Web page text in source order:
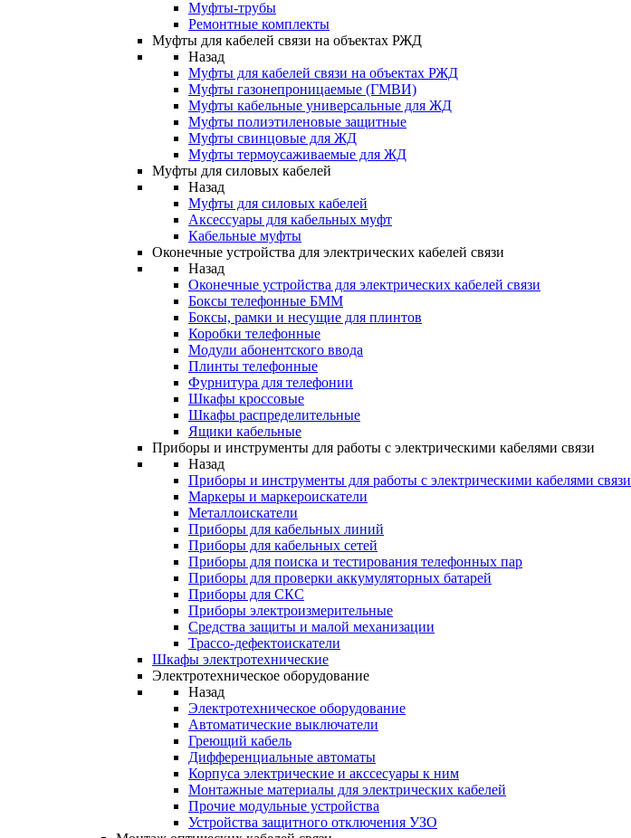
Муфты-трубы
Ремонтные комплекты
Муфты для кабелей связи на объектах РЖД
Назад
Муфты для кабелей связи на объектах РЖД
Муфты газонепроницаемые (ГМВИ)
Муфты кабельные универсальные для ЖД
Муфты полиэтиленовые защитные
Муфты свинцовые для ЖД
Муфты термоусаживаемые для ЖД
Муфты для силовых кабелей
Назад
Муфты для силовых кабелей
Аксессуары для кабельных муфт
Кабельные муфты
Оконечные устройства для электрических кабелей связи
Назад
Оконечные устройства для электрических кабелей связи
Боксы телефонные БММ
Боксы, рамки и несущие для плинтов
Коробки телефонные
Модули абонентского ввода
Плинты телефонные
Фурнитура для телефонии
Шкафы кроссовые
Шкафы распределительные
Ящики кабельные
Приборы и инструменты для работы с электрическими кабелями связи
Назад
Приборы и инструменты для работы с электрическими кабелями связи
Маркеры и маркероискатели
Металлоискатели
Приборы для кабельных линий
Приборы для кабельных сетей
Приборы для поиска и тестирования телефонных пар
Приборы для проверки аккумуляторных батарей
Приборы для СКС
Приборы электроизмерительные
Средства защиты и малой механизации
Трассо-дефектоискатели
Шкафы электротехнические
Электротехническое оборудование
Назад
Электротехническое оборудование
Автоматические выключатели
Греющий кабель
Дифференциальные автоматы
Корпуса электрические и акссесуары к ним
Монтажные материалы для электрических кабелей
Прочие модульные устройства
Устройства защитного отключения УЗО